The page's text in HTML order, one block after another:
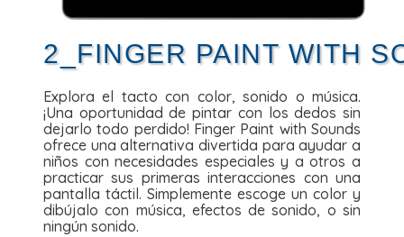
2_FINGER PAINT WITH
Explora el tacto con color, sonido o música.
¡Una oportunidad de pintar con los dedos sin
dejarlo todo perdido! Finger Paint with Sounds
ofrece una alternativa divertida para ayudar a
niños con necesidades especiales y a otros a
practicar sus primeras interacciones con una
pantalla táctil. Simplemente escoge un color y
dibújalo con música, efectos de sonido, o sin
ningún sonido.